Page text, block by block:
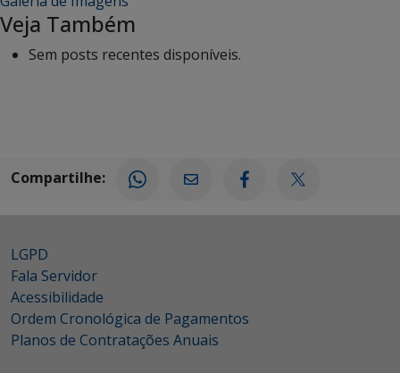
Veja Também
Sem posts recentes disponíveis.
Compartilhe:
LGPD
Fala Servidor
Acessibilidade
Ordem Cronológica de Pagamentos
Planos de Contratações Anuais